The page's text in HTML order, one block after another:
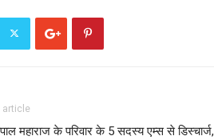
article
महाराज के परिवार के 5 सदस्य एम्स से डिस्चार्ज,